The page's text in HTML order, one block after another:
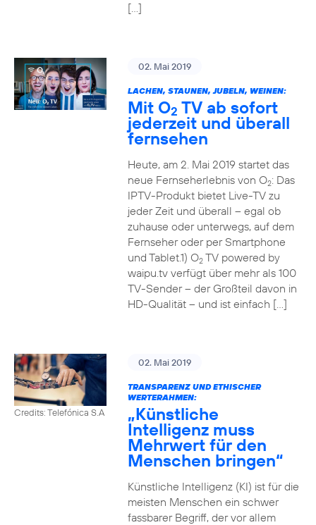
[…]
02. Mai 2019
LACHEN, STAUNEN, JUBELN, WEINEN:
Mit O2 TV ab sofort
jederzeit und überall
fernsehen
Heute, am 2. Mai 2019 startet das
neue Fernseherlebnis von O2: Das
IPTV-Produkt bietet Live-TV zu
jeder Zeit und überall – egal ob
zuhause oder unterwegs, auf dem
Fernseher oder per Smartphone
und Tablet.1) O2TV powered by
waipu.tv verfügt über mehr als 100
TV-Sender – der Großteil davon in
HD-Qualität – und ist einfach […]
Credits: Telefónica S.A
02. Mai 2019
TRANSPARENZ UND ETHISCHER
WERTERAHMEN:
„Künstliche
Intelligenz muss
Mehrwert für den
Menschen bringen“
Künstliche Intelligenz (KI) ist für die
meisten Menschen ein schwer
fassbarer Begriff, der vor allem